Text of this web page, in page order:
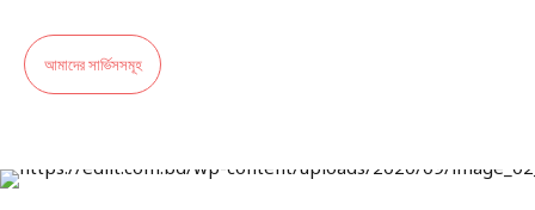
আমাদের সার্ভিসসমূহ